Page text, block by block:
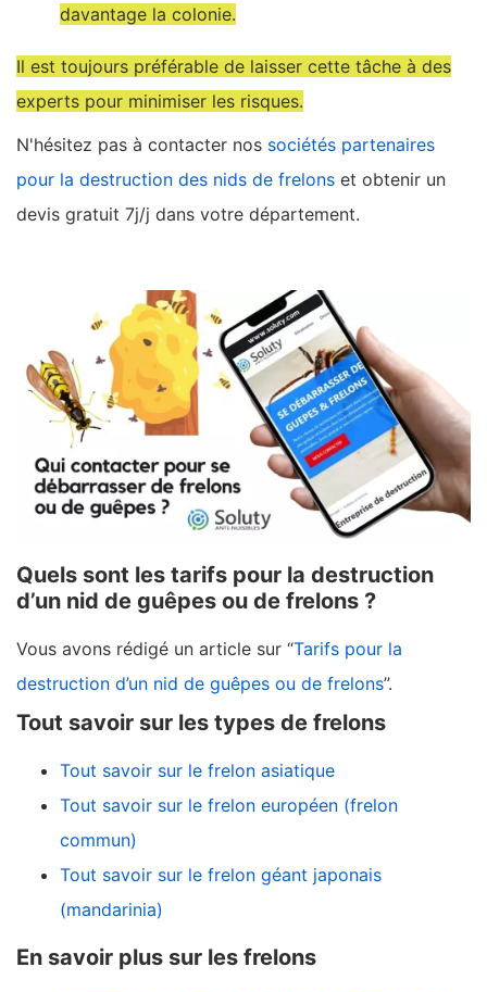
davantage la colonie.
Il est toujours préférable de laisser cette tâche à des
experts pour minimiser les risques.
N'hésitez pas à contacter nos sociétés partenaires
pour la destruction des nids de frelons et obtenir un
devis gratuit 7j/j dans votre département.
Quels sont les tarifs pour la destruction
d’un nid de guêpes ou de frelons ?
Vous avons rédigé un article sur “Tarifs pour la
destruction d’un nid de guêpes ou de frelons”.
Tout savoir sur les types de frelons
Tout savoir sur le frelon asiatique
Tout savoir sur le frelon européen (frelon
commun)
Tout savoir sur le frelon géant japonais
(mandarinia)
En savoir plus sur les frelons